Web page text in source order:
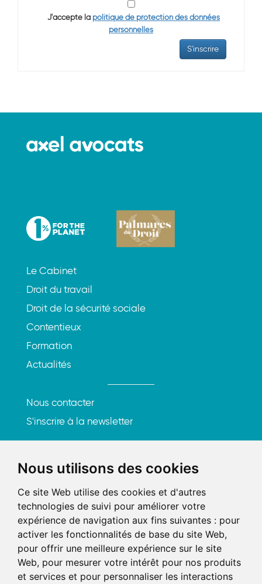
Nous utilisons des cookies
Ce site Web utilise des cookies et d'autres
technologies de suivi pour améliorer votre
expérience de navigation aux fins suivantes : pour
activer les fonctionnalités de base du site Web,
pour offrir une meilleure expérience sur le site
Web, pour mesurer votre intérêt pour nos produits
et services et pour personnaliser les interactions
J'accepte la politique de protection des données
personnelles
Le Cabinet
Droit du travail
Droit de la sécurité sociale
Contentieux
Formation
Actualités
Nous contacter
S'inscrire à la newsletter
Rencontrons-nous
219, rue Saint-Honoré
75001 Paris
Tél. : 01 84 25 20 21
Mail : contact@axel-avocats.com
AXEL AARPI